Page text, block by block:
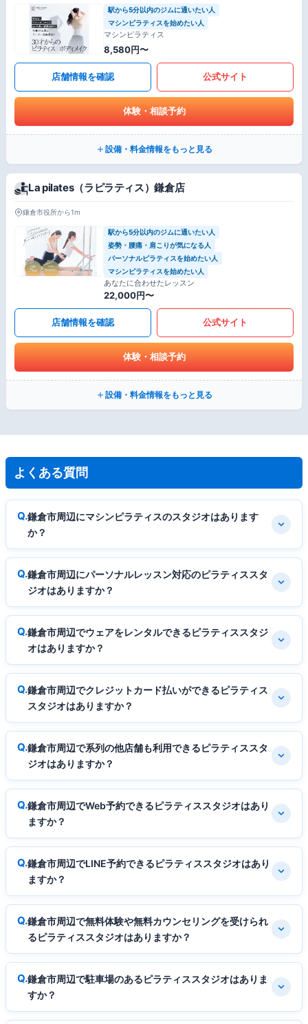
駅から5分以内のジムに通いたい人
マシンピラティスを始めたい人
マシンピラティス
8,580円〜
店舗情報を確認 公式サイト
体験・相談予約
設備・料金情報をもっと見る
La pilates（ラピラティス）鎌倉店
鎌倉市役所から1m
駅から5分以内のジムに通いたい人
姿勢・腰痛・肩こりが気になる人
パーソナルピラティスを始めたい人
マシンピラティスを始めたい人
あなたに合わせたレッスン
22,000円〜
店舗情報を確認 公式サイト
体験・相談予約
設備・料金情報をもっと見る
よくある質問
鎌倉市周辺にマシンピラティスのスタジオはあります
か？
鎌倉市周辺にパーソナルレッスン対応のピラティススタ
ジオはありますか？
鎌倉市周辺でウェアをレンタルできるピラティススタジ
オはありますか？
鎌倉市周辺でクレジットカード払いができるピラティス
スタジオはありますか？
鎌倉市周辺で系列の他店舗も利用できるピラティススタ
ジオはありますか？
鎌倉市周辺でWeb予約できるピラティススタジオはあり
ますか？
鎌倉市周辺でLINE予約できるピラティススタジオはあり
ますか？
鎌倉市周辺で無料体験や無料カウンセリングを受けられ
るピラティススタジオはありますか？
鎌倉市周辺で駐車場のあるピラティススタジオはありま
すか？